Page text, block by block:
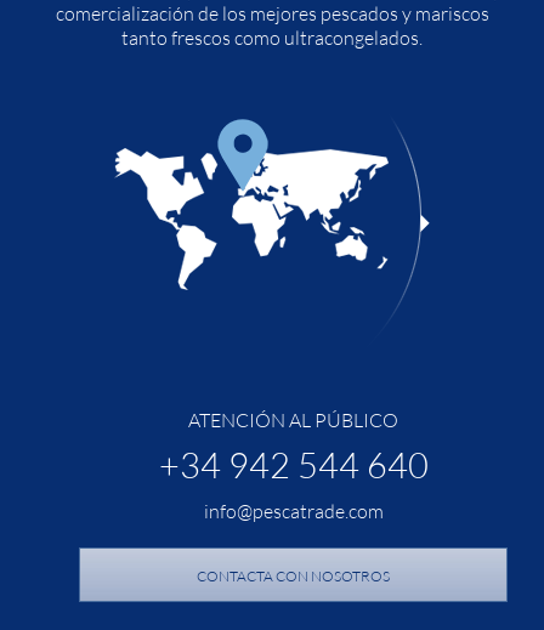
comercialización de los mejores pescados y mariscos
tanto frescos como ultracongelados.
ATENCIÓN AL PÚBLICO
+34 942 544 640
info@pescatrade.com
CONTACTA CON NOSOTROS